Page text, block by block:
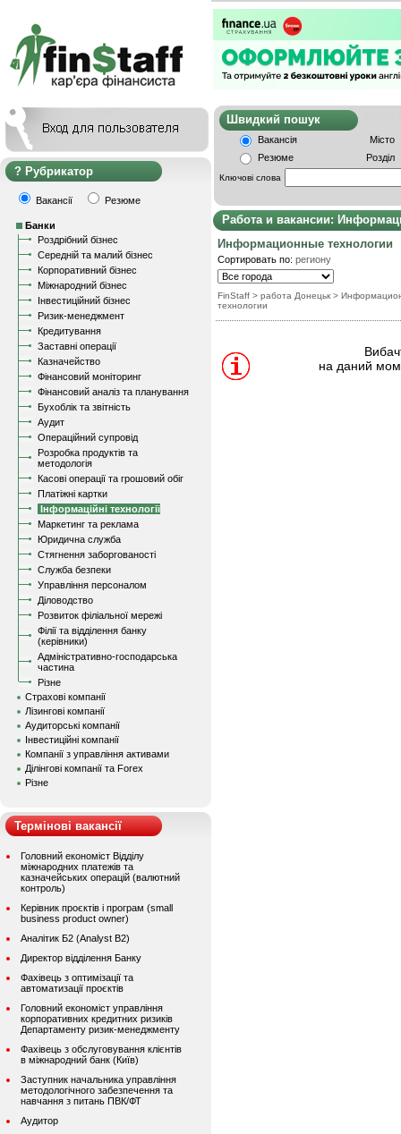
Рубрикатор
Вакансії Резюме
Банки
Роздрібний бізнес
Середній та малий бізнес
Корпоративний бізнес
Міжнародний бізнес
Інвестиційний бізнес
Ризик-менеджмент
Кредитування
Заставні операції
Казначейство
Фінансовий моніторинг
Фінансовий аналіз та планування
Бухоблік та звітність
Аудит
Операційний супровід
Розробка продуктів та
методологія
Касові операції та грошовий обіг
Платіжні картки
Інформаційні технології
Маркетинг та реклама
Юридична служба
Стягнення заборгованості
Служба безпеки
Управління персоналом
Діловодство
Розвиток філіальної мережі
Філії та відділення банку
(керівники)
Адміністративно-господарська
частина
Різне
Страхові компанії
Лізингові компанії
Аудиторські компанії
Інвестиційні компанії
Компанії з управління активами
Ділінгові компанії та Forex
Різне
Термінові вакансії
Головний економіст Відділу
міжнародних платежів та
казначейських операцій (валютний
контроль)
Керівник проєктів і програм (small
business product owner)
Аналітик Б2 (Analyst B2)
Директор відділення Банку
Фахівець з оптимізації та
автоматизації проєктів
Головний економіст управління
корпоративних кредитних ризиків
Департаменту ризик-менеджменту
Фахівець з обслуговування клієнтів
в міжнародний банк (Київ)
Заступник начальника управління
методологічного забезпечення та
навчання з питань ПВК/ФТ
Аудитор
Швидкий
Вакансія
Місто
Резюме
Розділ
Ключові слова
Работа и вакансии:
Информационные технологии
Сортировать по: региону
FinStaff > работа Донецьк >
технологии
на даний